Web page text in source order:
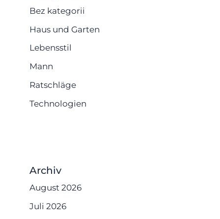
Bez kategorii
Haus und Garten
Lebensstil
Mann
Ratschläge
Technologien
Archiv
August 2026
Juli 2026